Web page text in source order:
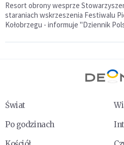
Resort obrony wesprze
staraniach wskrzeszenia Festiwalu
Kołobrzegu - informuje "Dziennik
Świat
Po godzinach